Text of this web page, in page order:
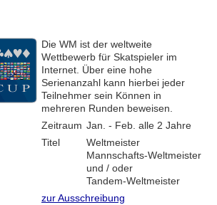
Die WM ist der weltweite
Wettbewerb für Skatspieler im
Internet. Über eine hohe
Serienanzahl kann hierbei jeder
Teilnehmer sein Können in
mehreren Runden beweisen.
Zeitraum Jan. - Feb. alle 2 Jahre
Titel
Weltmeister
Mannschafts-Weltmeister
und / oder
Tandem-Weltmeister
zur Ausschreibung